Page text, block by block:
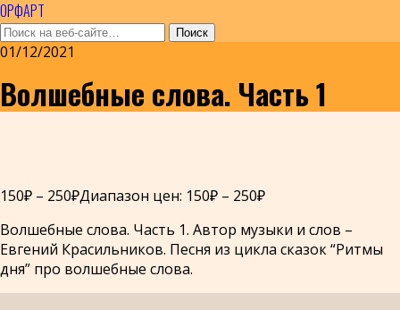
ОРФАРТ
01/12/2021
Волшебные слова. Часть 1
150₽ – 250₽Диапазон цен: 150₽ – 250₽
Волшебные слова. Часть 1. Автор музыки и слов –
Евгений Красильников. Песня из цикла сказок “Ритмы
дня” про волшебные слова.